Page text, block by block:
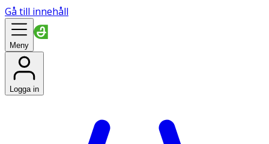
Gå till innehåll
Meny
Logga in